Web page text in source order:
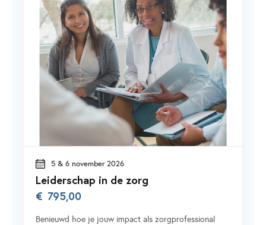
5 & 6 november 2026
Leiderschap in de zorg
€ 795,00
Benieuwd hoe je jouw impact als zorgprofessional